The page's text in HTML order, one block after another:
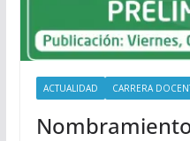
ACTUALIDAD CARRERA